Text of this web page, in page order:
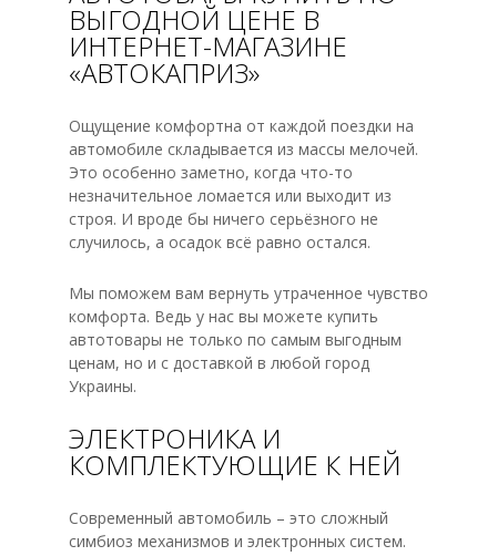
ВЫГОДНОЙ ЦЕНЕ В
ИНТЕРНЕТ-МАГАЗИНЕ
«АВТОКАПРИЗ»
Ощущение комфортна от каждой поездки на
автомобиле складывается из массы мелочей.
Это особенно заметно, когда что-то
незначительное ломается или выходит из
строя. И вроде бы ничего серьёзного не
случилось, а осадок всё равно остался.
Мы поможем вам вернуть утраченное чувство
комфорта. Ведь у нас вы можете купить
автотовары не только по самым выгодным
ценам, но и с доставкой в любой город
Украины.
ЭЛЕКТРОНИКА И
КОМПЛЕКТУЮЩИЕ К НЕЙ
Современный автомобиль – это сложный
симбиоз механизмов и электронных систем.